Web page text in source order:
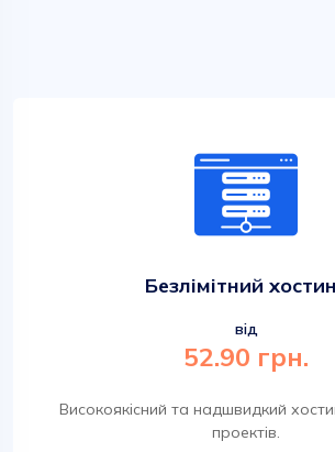
Безлімітний
від
52.90 грн.
Високоякісний та надшвидкий
проектів.